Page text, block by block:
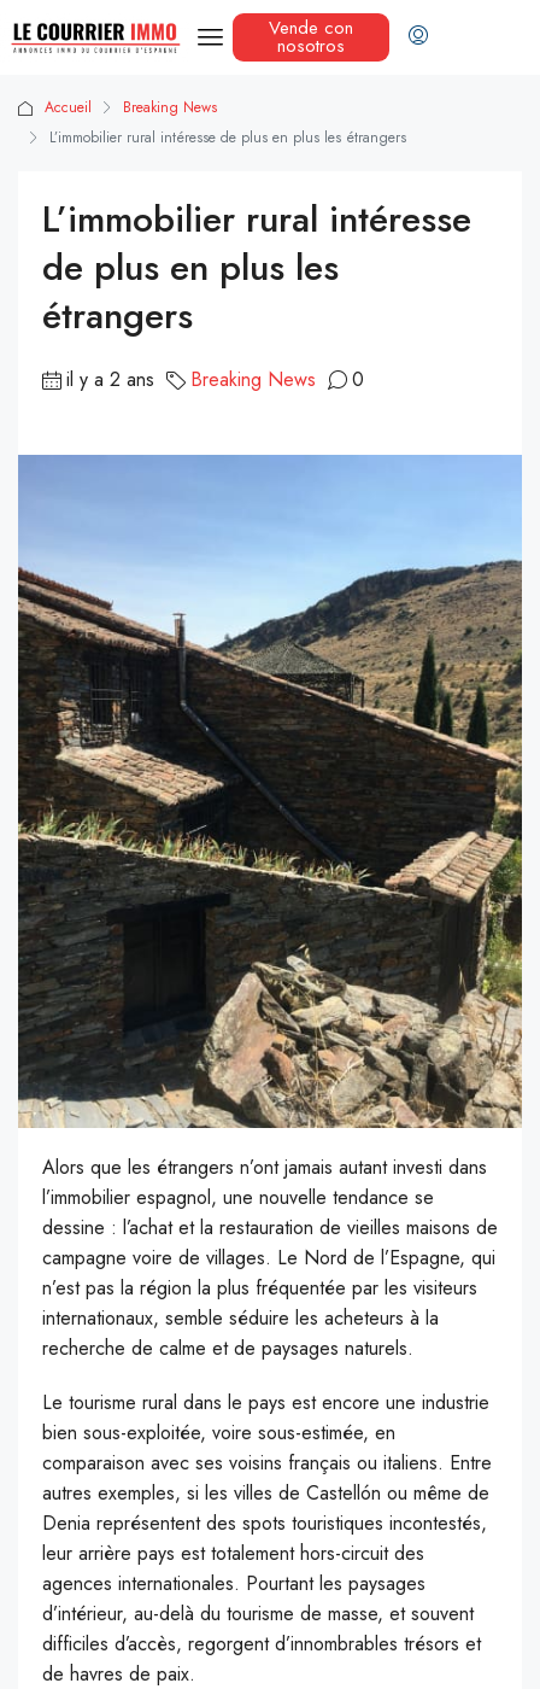
Vende con
nosotros
Accueil
Breaking News
L’immobilier rural intéresse de plus en plus les étrangers
L’immobilier rural intéresse
de plus en plus les
étrangers
il y a 2 ans Breaking News 0
Alors que les étrangers n’ont jamais autant investi dans
l’immobilier espagnol, une nouvelle tendance se
dessine : l’achat et la restauration de vieilles maisons de
campagne voire de villages. Le Nord de l’Espagne, qui
n’est pas la région la plus fréquentée par les visiteurs
internationaux, semble séduire les acheteurs à la
recherche de calme et de paysages naturels.
Le tourisme rural dans le pays est encore une industrie
bien sous-exploitée, voire sous-estimée, en
comparaison avec ses voisins français ou italiens. Entre
autres exemples, si les villes de Castellón ou même de
Denia représentent des spots touristiques incontestés,
leur arrière pays est totalement hors-circuit des
agences internationales. Pourtant les paysages
d’intérieur, au-delà du tourisme de masse, et souvent
difficiles d’accès, regorgent d’innombrables trésors et
de havres de paix.